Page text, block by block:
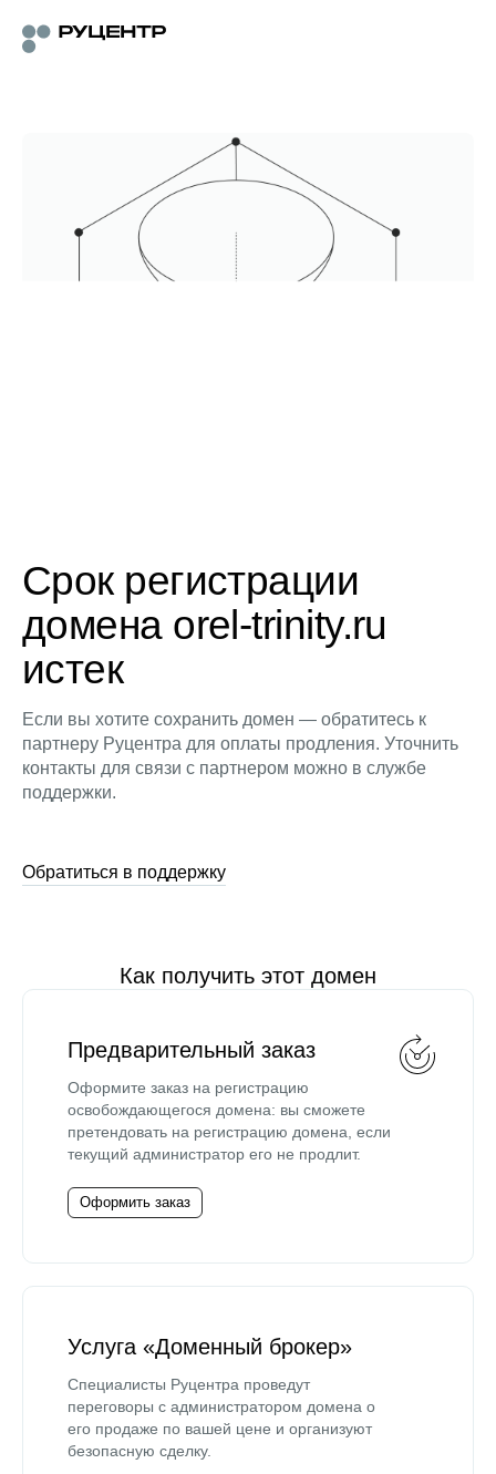
Срок регистрации
домена orel-trinity.ru
истек
Если вы хотите сохранить домен — обратитесь к
партнеру Руцентра для оплаты продления. Уточнить
контакты для связи с партнером можно в службе
поддержки.
Обратиться в поддержку
Как получить этот домен
Предварительный заказ
Оформите заказ на регистрацию
освобождающегося домена: вы сможете
претендовать на регистрацию домена, если
текущий администратор его не продлит.
Оформить заказ
Услуга «Доменный брокер»
Специалисты Руцентра проведут
переговоры с администратором домена о
его продаже по вашей цене и организуют
безопасную сделку.